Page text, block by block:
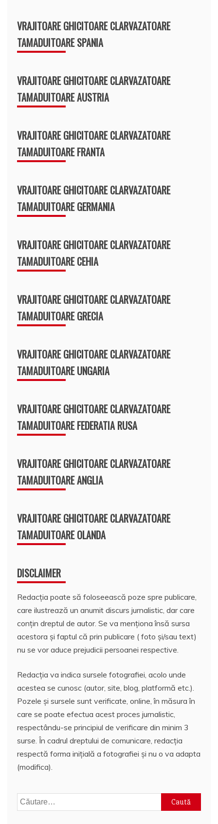
VRAJITOARE GHICITOARE CLARVAZATOARE
TAMADUITOARE SPANIA
VRAJITOARE GHICITOARE CLARVAZATOARE
TAMADUITOARE AUSTRIA
VRAJITOARE GHICITOARE CLARVAZATOARE
TAMADUITOARE FRANTA
VRAJITOARE GHICITOARE CLARVAZATOARE
TAMADUITOARE GERMANIA
VRAJITOARE GHICITOARE CLARVAZATOARE
TAMADUITOARE CEHIA
VRAJITOARE GHICITOARE CLARVAZATOARE
TAMADUITOARE GRECIA
VRAJITOARE GHICITOARE CLARVAZATOARE
TAMADUITOARE UNGARIA
VRAJITOARE GHICITOARE CLARVAZATOARE
TAMADUITOARE FEDERATIA RUSA
VRAJITOARE GHICITOARE CLARVAZATOARE
TAMADUITOARE ANGLIA
VRAJITOARE GHICITOARE CLARVAZATOARE
TAMADUITOARE OLANDA
DISCLAIMER
Redacția poate să foloseească poze spre publicare,
care ilustrează un anumit discurs jurnalistic, dar care
conțin dreptul de autor. Se va menționa însă sursa
acestora și faptul că prin publicare ( foto și/sau text)
nu se vor aduce prejudicii persoanei respective.
Redacția va indica sursele fotografiei, acolo unde
acestea se cunosc (autor, site, blog, platformă etc.).
Pozele și sursele sunt verificate, online, în măsura în
care se poate efectua acest proces jurnalistic,
respectându-se principiul de verificare din minim 3
surse. În cadrul dreptului de comunicare, redacția
respectă forma inițială a fotografiei și nu o va adapta
(modifica).
Caută
după: